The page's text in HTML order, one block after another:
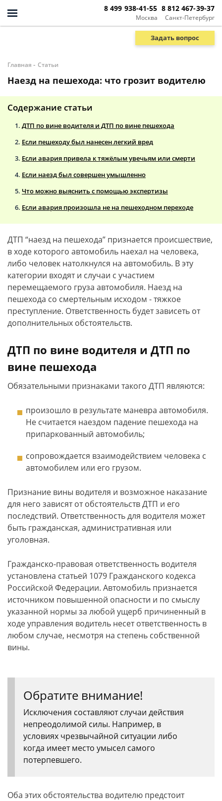
Москва
8 499 938-41-55
Санкт-Петербург
8 812 467-39-37
Задать вопрос
Главная - Статьи
Наезд на пешехода: что грозит водителю
Содержание статьи
ДТП по вине водителя и ДТП по вине пешехода
Если пешеходу был нанесен легкий вред
Если авария привела к тяжёлым увечьям или смерти
Если наезд был совершен умышленно
Что можно выяснить с помощью экспертизы
Если авария произошла не на пешеходном переходе
ДТП “наезд на пешехода” признается происшествие,
в ходе которого автомобиль наехал на человека,
либо человек натолкнулся на автомобиль. В эту
категории входят и случаи с участием
перемещаемого груза автомобиля. Наезд на
пешехода со смертельным исходом - тяжкое
преступление. Ответственность будет зависеть от
дополнительных обстоятельств.
ДТП по вине водителя и ДТП по
вине пешехода
Обязательными признаками такого ДТП являются:
произошло в результате маневра автомобиля.
Не считается наездом падение пешехода на
припаркованный автомобиль;
сопровождается взаимодействием человека с
автомобилем или его грузом.
Признание вины водителя и возможное наказание
для него зависят от обстоятельств ДТП и его
последствий. Ответственность для водителя может
быть гражданская, административная или
уголовная.
Гражданско-правовая ответственность водителя
установлена статьей 1079 Гражданского кодекса
Российской Федерации. Автомобиль признается
источником повышенной опасности и по смыслу
указанной нормы за любой ущерб причиненный в
ходе управления водитель несет ответственность в
любом случае, несмотря на степень собственной
вины.
Обратите внимание!
Исключения составляют случаи действия
непреодолимой силы. Например, в
условиях чрезвычайной ситуации либо
когда имеет место умысел самого
потерпевшего.
Оба этих обстоятельства водителю предстоит